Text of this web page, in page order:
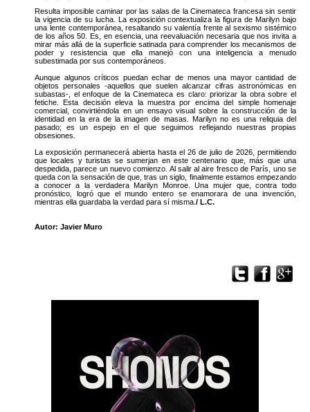
Resulta imposible caminar por las salas de la Cinemateca francesa sin sentir
la vigencia de su lucha. La exposición contextualiza la figura de Marilyn bajo
una lente contemporánea, resaltando su valentía frente al sexismo sistémico
de los años 50. Es, en esencia, una reevaluación necesaria que nos invita a
mirar más allá de la superficie satinada para comprender los mecanismos de
poder y resistencia que ella manejó con una inteligencia a menudo
subestimada por sus contemporáneos.
Aunque algunos críticos puedan echar de menos una mayor cantidad de
objetos personales -aquellos que suelen alcanzar cifras astronómicas en
subastas-, el enfoque de la Cinemateca es claro: priorizar la obra sobre el
fetiche. Esta decisión eleva la muestra por encima del simple homenaje
comercial, convirtiéndola en un ensayo visual sobre la construcción de la
identidad en la era de la imagen de masas. Marilyn no es una reliquia del
pasado; es un espejo en el que seguimos reflejando nuestras propias
obsesiones.
La exposición permanecerá abierta hasta el 26 de julio de 2026, permitiendo
que locales y turistas se sumerjan en este centenario que, más que una
despedida, parece un nuevo comienzo. Al salir al aire fresco de París, uno se
queda con la sensación de que, tras un siglo, finalmente estamos empezando
a conocer a la verdadera Marilyn Monroe. Una mujer que, contra todo
pronóstico, logró que el mundo entero se enamorara de una invención,
mientras ella guardaba la verdad para sí misma. / L.C.
Autor: Javier Muro